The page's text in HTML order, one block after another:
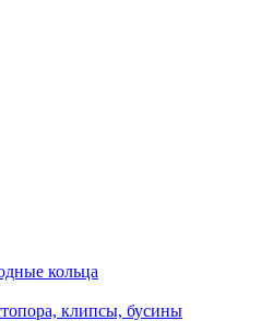
кольца
клипсы, бусины